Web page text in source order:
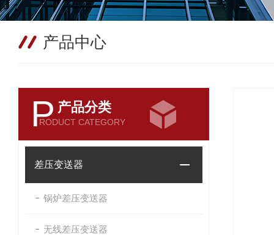
产品中心
P 产品分类
RODUCT CATEGORY
差压变送器
锅炉差压变送器
无线差压变送器